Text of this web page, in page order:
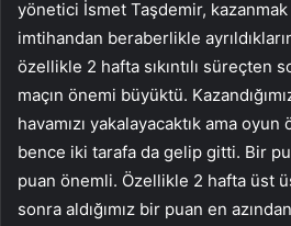
yönetici İsmet Taşdemir,
imtihandan beraberlikle
özellikle 2 hafta sıkıntılı süreçten
maçın önemi büyüktü.
havamızı yakalayacaktık ama
bence iki tarafa da gelip gitti. Bir
puan önemli. Özellikle 2 hafta üst
sonra aldığımız bir puan en